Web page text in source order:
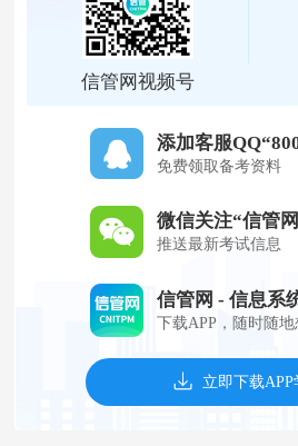
信管网视频号
添加客服
免费领取备考资料
微信关注“信管
推送最新考试信息
信管网 - 信息系
下载APP，随时随
立即下载APP